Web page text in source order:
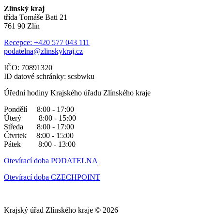
Zlínský kraj
třída Tomáše Bati 21
761 90 Zlín
Recepce: +420 577 043 111
podatelna@zlinskykraj.cz
IČO: 70891320
ID datové schránky: scsbwku
Úřední hodiny Krajského úřadu Zlínského kraje
Pondělí 8:00 - 17:00
Úterý 8:00 - 15:00
Středa 8:00 - 17:00
Čtvrtek 8:00 - 15:00
Pátek 8:00 - 13:00
Otevírací doba PODATELNA
Otevírací doba CZECHPOINT
Krajský úřad Zlínského kraje © 2026